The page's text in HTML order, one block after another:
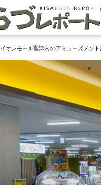
イオンモール富津内のアミューズメン